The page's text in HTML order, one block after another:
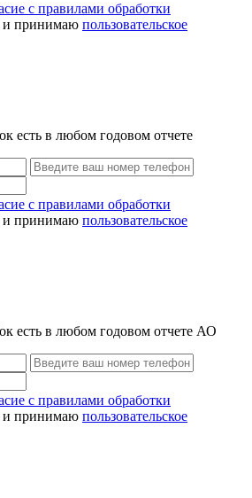
с правилами обработки
и принимаю пользовательское
есть в любом годовом отчете
с правилами обработки
и принимаю пользовательское
есть в любом годовом отчете АО
с правилами обработки
и принимаю пользовательское